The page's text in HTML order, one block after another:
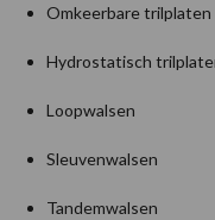
Omkeerbare trilplaten
Hydrostatisch
Loopwalsen
Sleuvenwalsen
Tandemwalsen